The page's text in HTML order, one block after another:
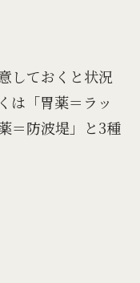
しておくと状況
は「胃薬＝ラッ
＝防波堤」と3種